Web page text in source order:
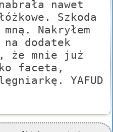
nawet
Szkoda
Nakryłem
dodatek
że mnie już
faceta,
YAFUD